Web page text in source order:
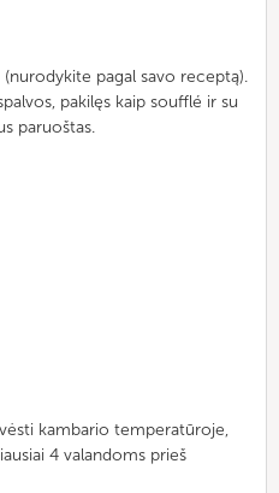
pagal savo receptą).
pakilęs kaip soufflé ir su
paruoštas.
kambario temperatūroje,
4 valandoms prieš